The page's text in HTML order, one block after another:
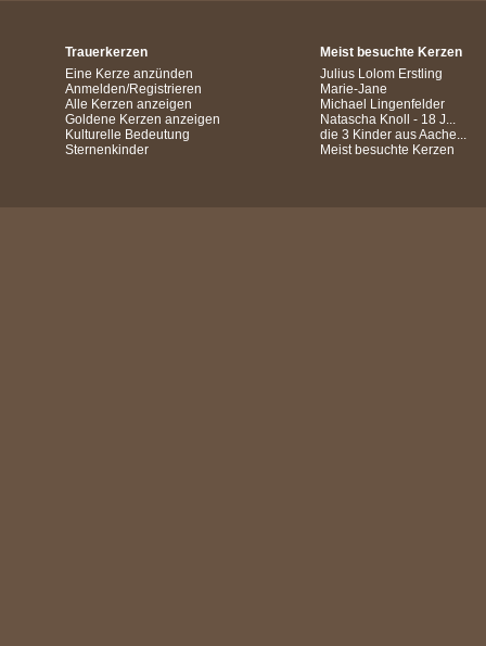
Trauerkerzen
Eine Kerze anzünden
Anmelden/Registrieren
Alle Kerzen anzeigen
Goldene Kerzen anzeigen
Kulturelle Bedeutung
Sternenkinder
Meist besuchte Kerzen
Julius Lolom Erstling
Marie-Jane
Michael Lingenfelder
Natascha Knoll - 18 J...
die 3 Kinder aus Aache...
Meist besuchte Kerzen